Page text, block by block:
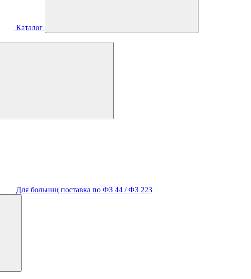
Каталог
Для больниц поставка по ФЗ 44 / ФЗ 223